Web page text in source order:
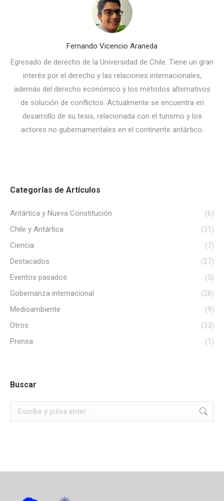
Fernando Vicencio Araneda
Egresado de derecho de la Universidad de Chile. Tiene un gran
interés por el derecho y las relaciones internacionales,
además del derecho económico y los métodos alternativos
de solución de conflictos. Actualmente se encuentra en
desarrollo de su tesis, relacionada con el turismo y los
actores no gubernamentales en el continente antártico.
Categorías de Artículos
Antártica y Nueva Constitución
(6)
Chile y Antártica
(31)
Ciencia
(7)
Destacados
(27)
Eventos pasados
(5)
Gobernanza internacional
(28)
Medioambiente
(9)
Otros
(33)
Prensa
(1)
Buscar
Buscar: